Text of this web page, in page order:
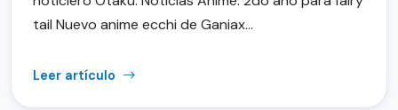
tail Nuevo anime ecchi de Ganiax…
Leer artículo